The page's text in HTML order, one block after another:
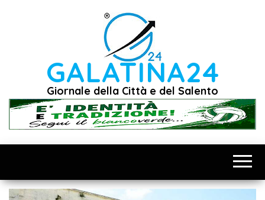
GALATINA24
Giornale della Città e del Salento